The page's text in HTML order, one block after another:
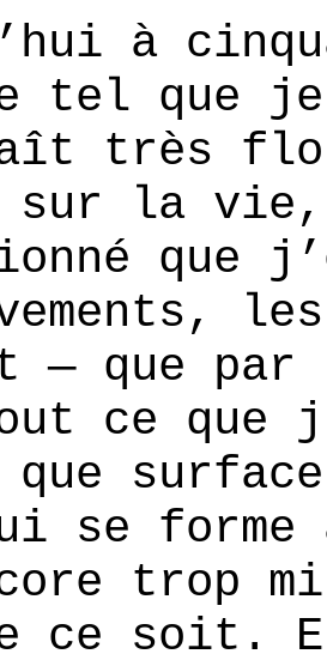
à
tel que
très
sur la vie,
que
— que
ce que
se
trop
ce soit.